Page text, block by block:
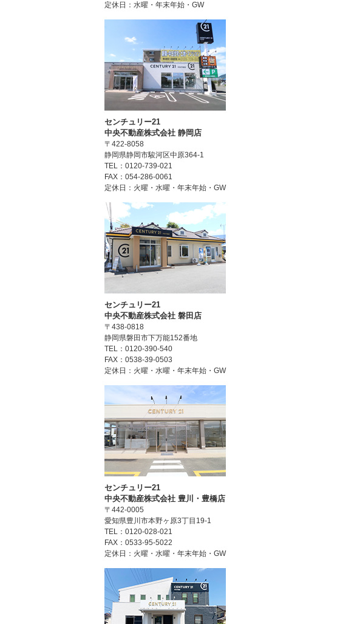
定休日：水曜・年末年始・GW
センチュリー21
中央不動産株式会社 静岡店
〒422-8058
静岡県静岡市駿河区中原364-1
TEL：0120-739-021
FAX：054-286-0061
定休日：火曜・水曜・年末年始・GW
センチュリー21
中央不動産株式会社 磐田店
〒438-0818
静岡県磐田市下万能152番地
TEL：0120-390-540
FAX：0538-39-0503
定休日：火曜・水曜・年末年始・GW
センチュリー21
中央不動産株式会社 豊川・豊橋店
〒442-0005
愛知県豊川市本野ヶ原3丁目19-1
TEL：0120-028-021
FAX：0533-95-5022
定休日：火曜・水曜・年末年始・GW